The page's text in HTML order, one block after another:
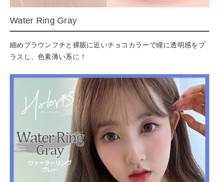
Water Ring Gray
細めブラウンフチと裸眼に近いチョコカラーで瞳に透明感をプ
ラスし、色素薄い系に！